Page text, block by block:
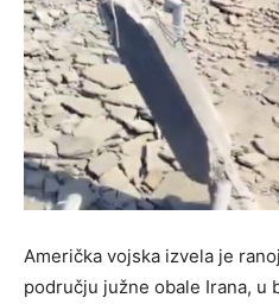
Američka vojska izvela je
području južne obale Irana, u